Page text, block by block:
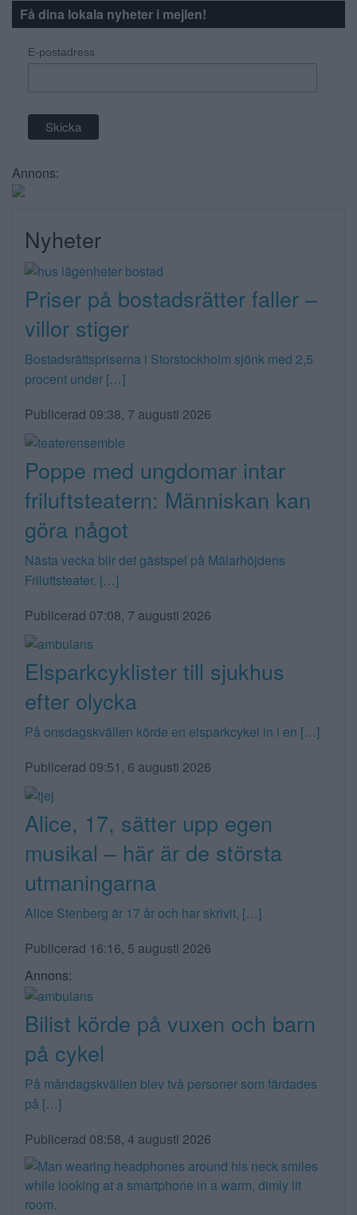
Få dina lokala nyheter i mejlen!
E-postadress
Annons:
Nyheter
Priser på bostadsrätter faller –
villor stiger
Bostadsrättspriserna i Storstockholm sjönk med 2,5
procent under […]
Publicerad 09:38, 7 augusti 2026
Poppe med ungdomar intar
friluftsteatern: Människan kan
göra något
Nästa vecka blir det gästspel på Mälarhöjdens
Friluftsteater. […]
Publicerad 07:08, 7 augusti 2026
Elsparkcyklister till sjukhus
efter olycka
På onsdagskvällen körde en elsparkcykel in i en […]
Publicerad 09:51, 6 augusti 2026
Alice, 17, sätter upp egen
musikal – här är de största
utmaningarna
Alice Stenberg är 17 år och har skrivit, […]
Publicerad 16:16, 5 augusti 2026
Annons:
Bilist körde på vuxen och barn
på cykel
På måndagskvällen blev två personer som färdades
på […]
Publicerad 08:58, 4 augusti 2026